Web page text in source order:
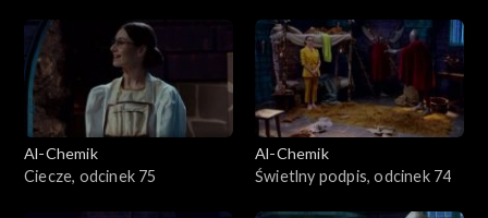
Al-Chemik
Ciecze, odcinek 75
Al-Chemik
Świetlny podpis, odcinek 74